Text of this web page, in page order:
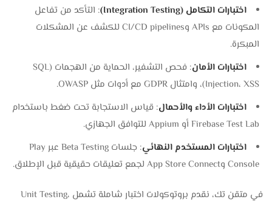
اختبارات التكامل (Integration Testing)
: التأكد من تفاعل
المكونات مع APIs وCI/CD pipelines للكشف عن المشكلات
المبكرة.
اختبارات الأمان
: فحص التشفير، الحماية من الهجمات (SQL
Injection، XSS)، وامتثال GDPR مع أدوات مثل OWASP.
اختبارات الأداء والأحمال: قياس الاستجابة تحت ضغط باستخدام
Firebase Test Lab أو Appium للتوافق الجهازي.
اختبارات المستخدم النهائي
: جلسات Beta Testing عبر Play
Console وApp Store Connect لجمع تعليقات حقيقية قبل الإطلاق.
في متقن تك، نقدم بروتوكولات اختبار شاملة تشمل Unit Testing،